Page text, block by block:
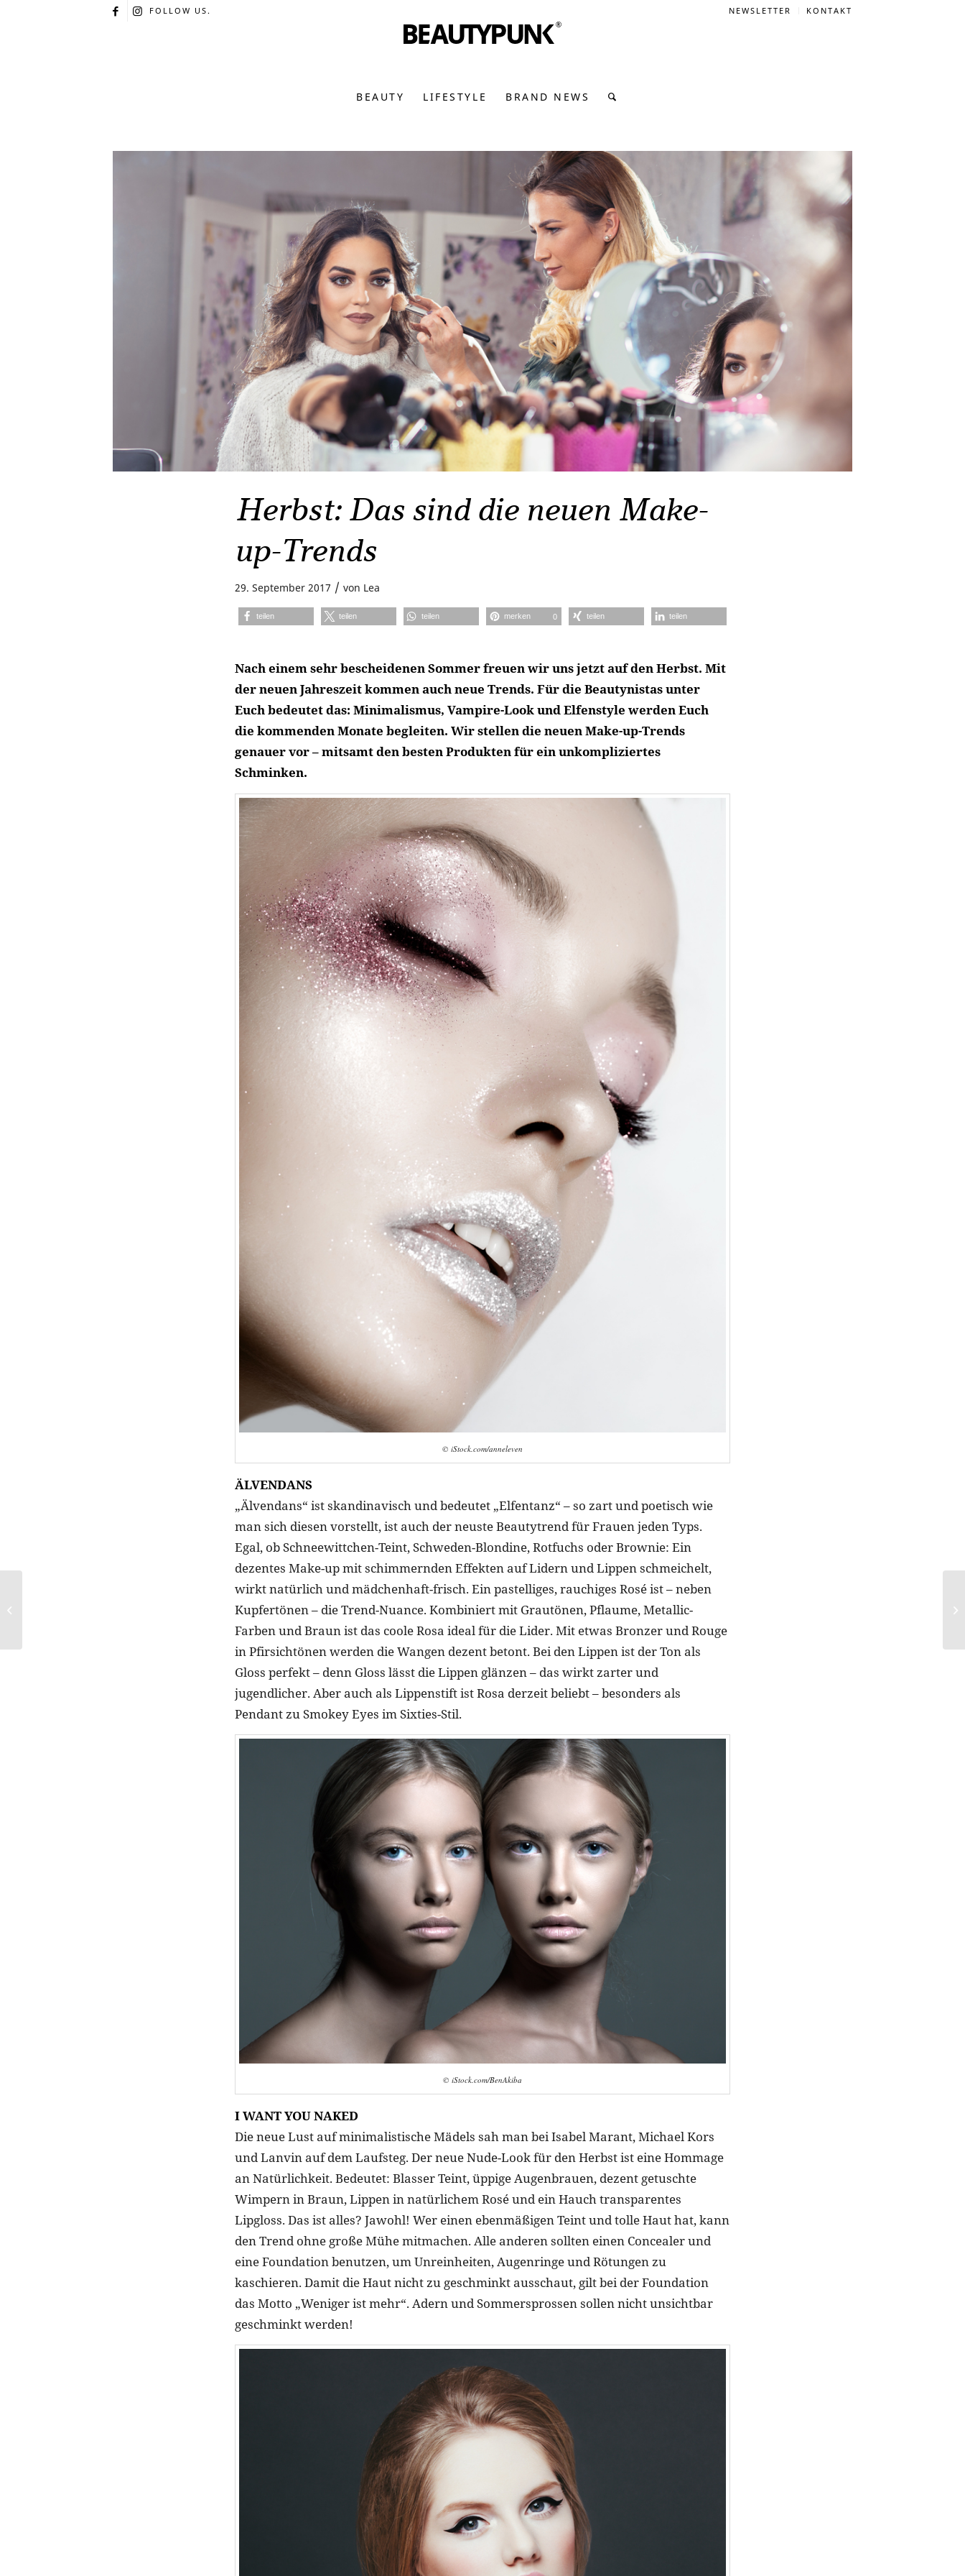
NEWSLETTER KONTAKT
FOLLOW US.
BEAUTY LIFESTYLE BRAND NEWS
Herbst: Das sind die neuen Make-
up-Trends
29. September 2017 / von Lea
teilen teilen teilen merken 0 teilen teilen
Nach einem sehr bescheidenen Sommer freuen wir uns jetzt auf den Herbst. Mit
der neuen Jahreszeit kommen auch neue Trends. Für die Beautynistas unter
Euch bedeutet das: Minimalismus, Vampire-Look und Elfenstyle werden Euch
die kommenden Monate begleiten. Wir stellen die neuen Make-up-Trends
genauer vor – mitsamt den besten Produkten für ein unkompliziertes
Schminken.
© iStock.com/anneleven
ÄLVENDANS
„Älvendans“ ist skandinavisch und bedeutet „Elfentanz“ – so zart und poetisch wie
man sich diesen vorstellt, ist auch der neuste Beautytrend für Frauen jeden Typs.
Egal, ob Schneewittchen-Teint, Schweden-Blondine, Rotfuchs oder Brownie: Ein
dezentes Make-up mit schimmernden Effekten auf Lidern und Lippen schmeichelt,
wirkt natürlich und mädchenhaft-frisch. Ein pastelliges, rauchiges Rosé ist – neben
Kupfertönen – die Trend-Nuance. Kombiniert mit Grautönen, Pflaume, Metallic-
Farben und Braun ist das coole Rosa ideal für die Lider. Mit etwas Bronzer und Rouge
in Pfirsichtönen werden die Wangen dezent betont. Bei den Lippen ist der Ton als
Gloss perfekt – denn Gloss lässt die Lippen glänzen – das wirkt zarter und
jugendlicher. Aber auch als Lippenstift ist Rosa derzeit beliebt – besonders als
Pendant zu Smokey Eyes im Sixties-Stil.
© iStock.com/BenAkiba
I WANT YOU NAKED
Die neue Lust auf minimalistische Mädels sah man bei Isabel Marant, Michael Kors
und Lanvin auf dem Laufsteg. Der neue Nude-Look für den Herbst ist eine Hommage
an Natürlichkeit. Bedeutet: Blasser Teint, üppige Augenbrauen, dezent getuschte
Wimpern in Braun, Lippen in natürlichem Rosé und ein Hauch transparentes
Lipgloss. Das ist alles? Jawohl! Wer einen ebenmäßigen Teint und tolle Haut hat, kann
den Trend ohne große Mühe mitmachen. Alle anderen sollten einen Concealer und
eine Foundation benutzen, um Unreinheiten, Augenringe und Rötungen zu
kaschieren. Damit die Haut nicht zu geschminkt ausschaut, gilt bei der Foundation
das Motto „Weniger ist mehr“. Adern und Sommersprossen sollen nicht unsichtbar
geschminkt werden!